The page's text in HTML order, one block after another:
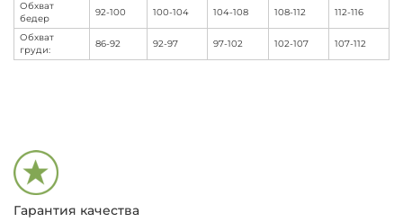
Обхват
бедер
92-100 100-104 104-108 108-112 112-116
Обхват
груди:
86-92 92-97 97-102 102-107 107-112
Гарантия качества